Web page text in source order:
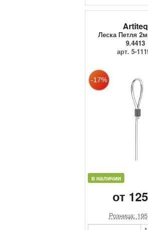
Artiteq
Леска Петля
9.4413
арт. 5-
в наличии
от
Розница: